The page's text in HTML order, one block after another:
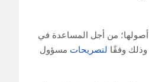
أصولها؛ من أجل المساعدة في
وفقًا لتصريحات مسؤول